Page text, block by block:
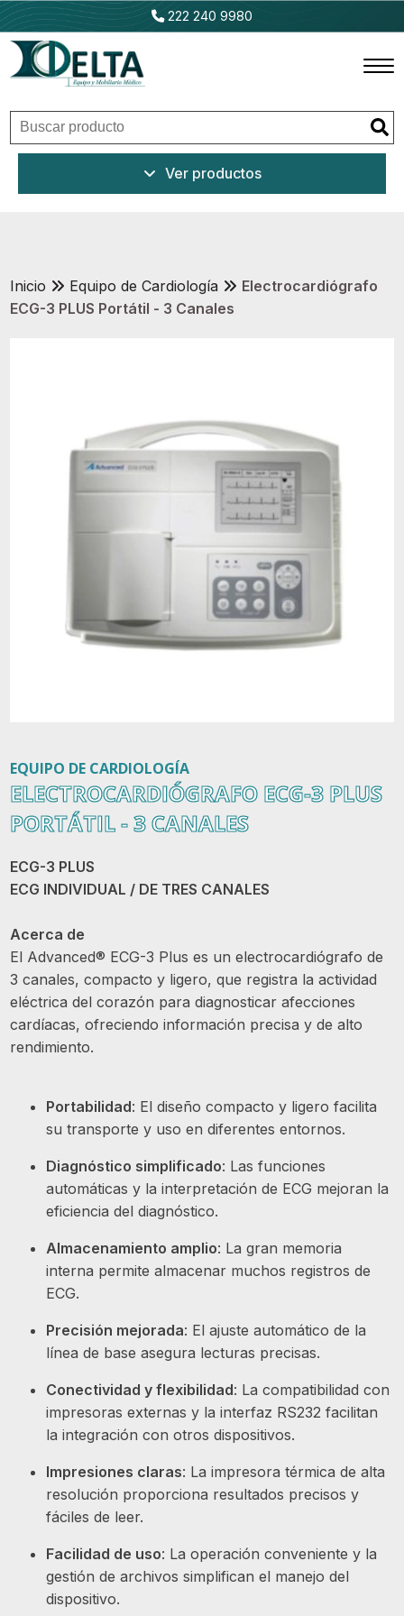
222 240 9980
Inicio
Outlet
Ver productos
Inicio Equipo de Cardiología
Electrocardiógrafo
ECG-3 PLUS Portátil - 3 Canales
EQUIPO DE CARDIOLOGÍA
ELECTROCARDIÓGRAFO ECG-3 PLUS
PORTÁTIL - 3 CANALES
ECG-3 PLUS
ECG INDIVIDUAL / DE TRES CANALES
Acerca de
El Advanced® ECG-3 Plus es un electrocardiógrafo de
3 canales, compacto y ligero, que registra la actividad
eléctrica del corazón para diagnosticar afecciones
cardíacas, ofreciendo información precisa y de alto
rendimiento.
Portabilidad: El diseño compacto y ligero facilita
su transporte y uso en diferentes entornos.
Diagnóstico simplificado: Las funciones
automáticas y la interpretación de ECG mejoran la
eficiencia del diagnóstico.
Almacenamiento amplio: La gran memoria
interna permite almacenar muchos registros de
ECG.
Precisión mejorada: El ajuste automático de la
línea de base asegura lecturas precisas.
Conectividad y flexibilidad: La compatibilidad con
impresoras externas y la interfaz RS232 facilitan
la integración con otros dispositivos.
Impresiones claras: La impresora térmica de alta
resolución proporciona resultados precisos y
fáciles de leer.
Facilidad de uso: La operación conveniente y la
gestión de archivos simplifican el manejo del
dispositivo.